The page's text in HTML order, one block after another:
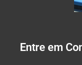
Entre em